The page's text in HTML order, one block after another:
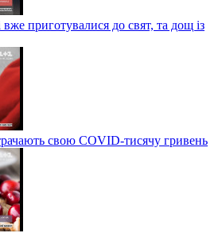
приготувалися до свят, та дощ із
свою COVID-тисячу гривень